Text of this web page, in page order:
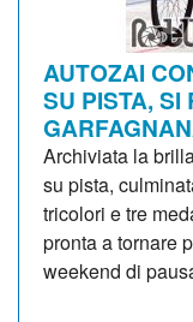
AUTOZAI
SU PISTA,
Archiviata la
su pista,
tricolori e tre
pronta a tornare
weekend di